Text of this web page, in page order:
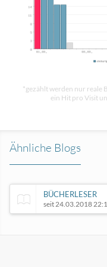
*gezählt werden nur reale
ein Hit pro Visit
Ähnliche Blogs
BÜCHERLESER
seit 24.03.2018